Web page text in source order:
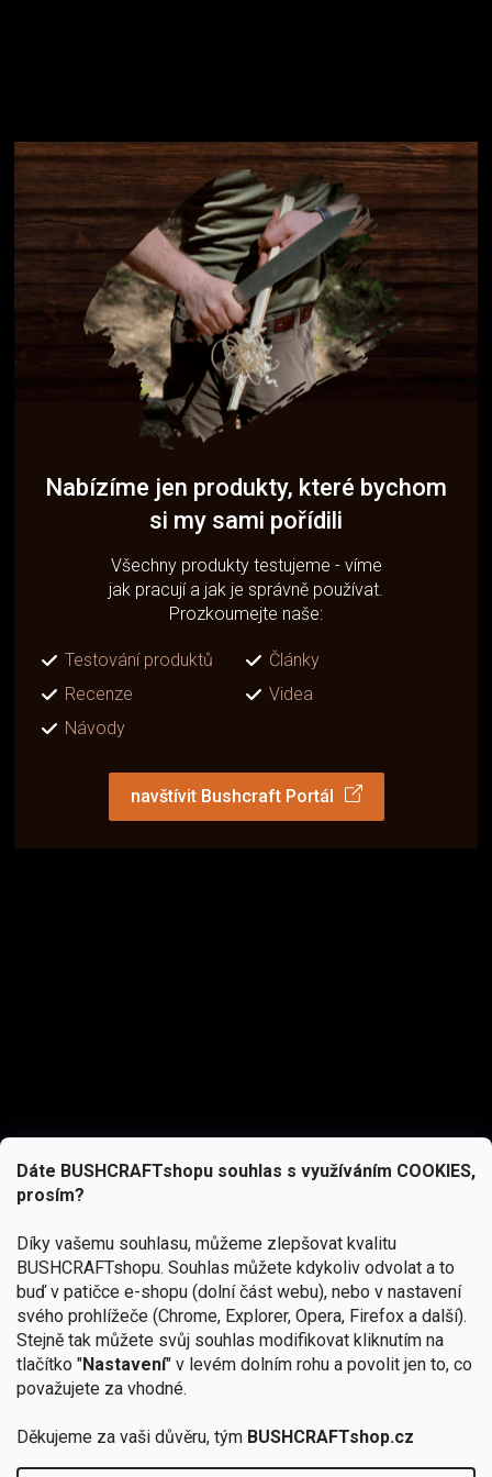
Dáte BUSHCRAFTshopu souhlas s využíváním COOKIES,
prosím?
Díky vašemu souhlasu, můžeme zlepšovat kvalitu
BUSHCRAFTshopu. Souhlas můžete kdykoliv odvolat a to
buď v patičce e-shopu (dolní část webu), nebo v nastavení
svého prohlížeče (Chrome, Explorer, Opera, Firefox a další).
Stejně tak můžete svůj souhlas modifikovat kliknutím na
tlačítko "Nastavení" v levém dolním rohu a povolit jen to, co
považujete za vhodné.
Děkujeme za vaši důvěru, tým BUSHCRAFTshop.cz
Nabízíme jen produkty, které bychom
si my sami pořídili
Všechny produkty testujeme - víme
jak pracují a jak je správně používat.
Prozkoumejte naše:
Testování produktů
Články
Recenze
Videa
Návody
navštívit Bushcraft Portál
podmínkami ochrany osobních údajů